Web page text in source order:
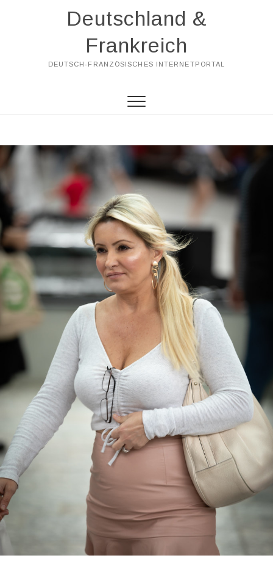
Deutschland &
Frankreich
DEUTSCH-FRANZÖSISCHES INTERNETPORTAL